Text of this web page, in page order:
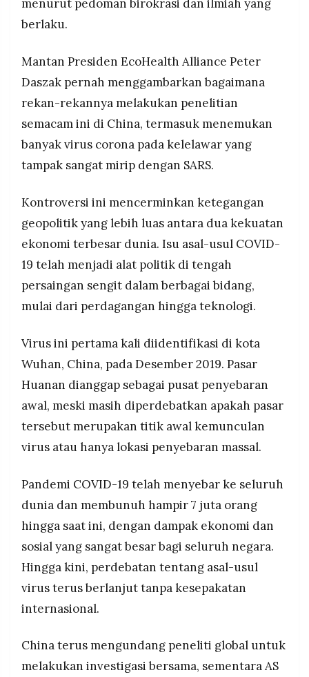
menurut pedoman birokrasi dan ilmiah yang
berlaku.
Mantan Presiden EcoHealth Alliance Peter
Daszak pernah menggambarkan bagaimana
rekan-rekannya melakukan penelitian
semacam ini di China, termasuk menemukan
banyak virus corona pada kelelawar yang
tampak sangat mirip dengan SARS.
Kontroversi ini mencerminkan ketegangan
geopolitik yang lebih luas antara dua kekuatan
ekonomi terbesar dunia. Isu asal-usul COVID-
19 telah menjadi alat politik di tengah
persaingan sengit dalam berbagai bidang,
mulai dari perdagangan hingga teknologi.
Virus ini pertama kali diidentifikasi di kota
Wuhan, China, pada Desember 2019. Pasar
Huanan dianggap sebagai pusat penyebaran
awal, meski masih diperdebatkan apakah pasar
tersebut merupakan titik awal kemunculan
virus atau hanya lokasi penyebaran massal.
Pandemi COVID-19 telah menyebar ke seluruh
dunia dan membunuh hampir 7 juta orang
hingga saat ini, dengan dampak ekonomi dan
sosial yang sangat besar bagi seluruh negara.
Hingga kini, perdebatan tentang asal-usul
virus terus berlanjut tanpa kesepakatan
internasional.
China terus mengundang peneliti global untuk
melakukan investigasi bersama, sementara AS